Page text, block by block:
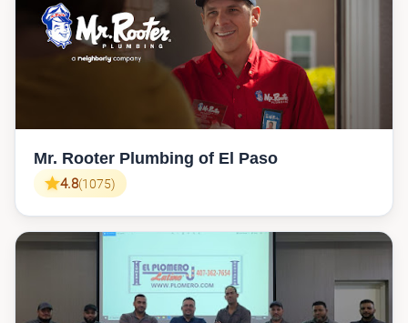
Mr. Rooter Plumbing of El Paso
4.8(1075)